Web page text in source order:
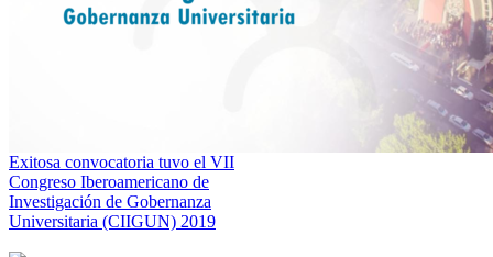
Exitosa convocatoria tuvo el VII
Congreso Iberoamericano de
Investigación de Gobernanza
Universitaria (CIIGUN) 2019